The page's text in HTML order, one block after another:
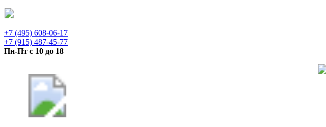
+7 (495) 608-06-17
+7 (915) 487-45-77
Пн-Пт с 10 до 18